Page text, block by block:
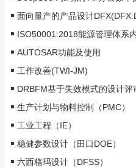
面向量产的产品设计
ISO50001:2018能源管理体系
AUTOSAR功能及使用
工作改善(TWI-JM)
DRBFM基于失效模式的设计评
生产计划与物料控制（PMC）
工业工程（IE）
稳健参数设计（田口DOE）
六西格玛设计（DFSS）